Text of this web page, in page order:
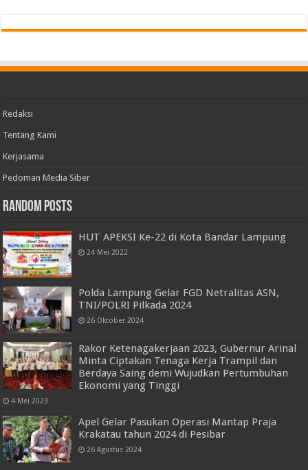
Redaksi
Tentang Kami
Kerjasama
Pedoman Media Siber
Random Posts
HUT APEKSI Ke-22 di Kota Bandar Lampung
24 Mei 2022
Polda Lampung Gelar FGD Netralitas ASN,
TNI/POLRI Pilkada 2024
26 Oktober 2024
Rakor Ketenagakerjaan 2023, Gubernur Arinal
Minta Ciptakan Tenaga Kerja Trampil dan
Berdaya Saing demi Wujudkan Pertumbuhan
Ekonomi yang Tinggi
4 Mei 2023
Apel Gelar Pasukan Operasi Mantap Praja
Krakatau tahun 2024 di Pesibar
26 Agustus 2024